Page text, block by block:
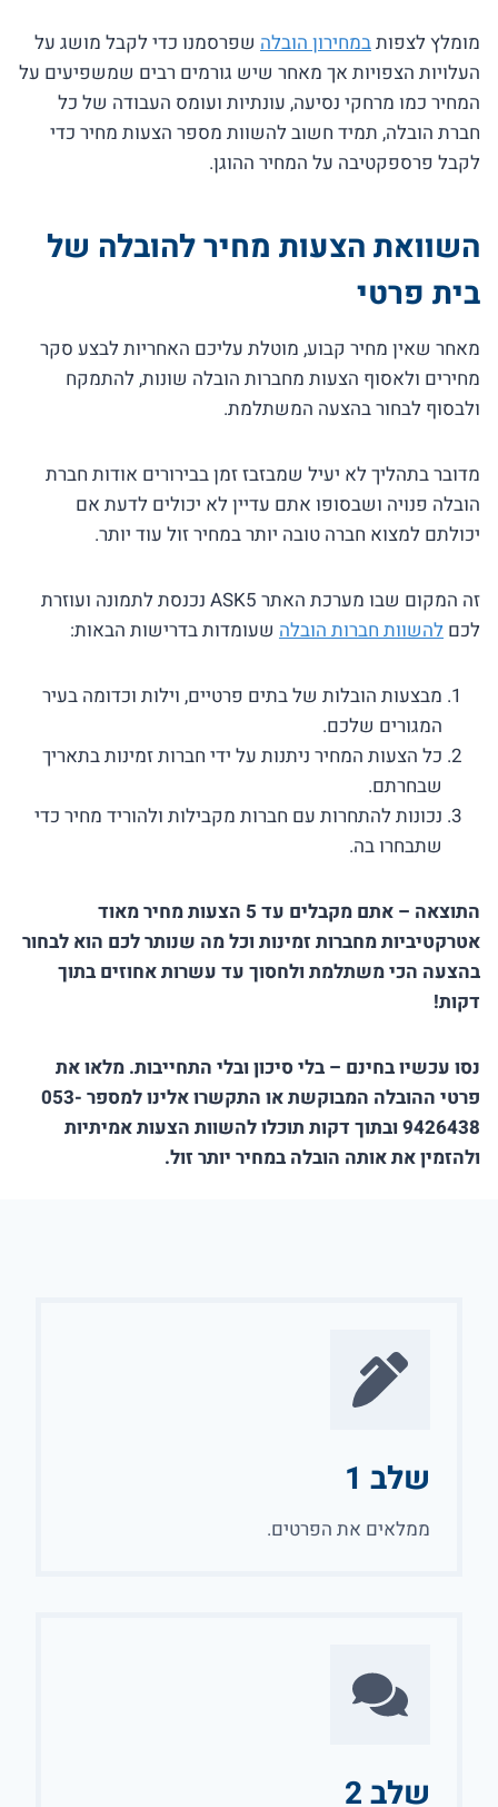
מומלץ לצפותבמחירון הובלה שפרסמנו כדי לקבל מושג על
העלויות הצפויות אך מאחר שיש גורמים רבים שמשפיעים על
המחיר כמו מרחקי נסיעה, עונתיות ועומס העבודה של כל
חברת הובלה, תמיד חשוב להשוות מספר הצעות מחיר כדי
לקבל פרספקטיבה על המחיר ההוגן.
השוואת הצעות מחיר להובלה של
בית פרטי
מאחר שאין מחיר קבוע, מוטלת עליכם האחריות לבצע סקר
מחירים ולאסוף הצעות מחברות הובלה שונות, להתמקח
ולבסוף לבחור בהצעה המשתלמת.
מדובר בתהליך לא יעיל שמבזבז זמן בבירורים אודות חברת
הובלה פנויה ושבסופו אתם עדיין לא יכולים לדעת אם
יכולתם למצוא חברה טובה יותר במחיר זול עוד יותר.
זה המקום שבו מערכת האתר ASK5 נכנסת לתמונה ועוזרת
לכם להשוות חברות הובלה שעומדות בדרישות הבאות:
מבצעות הובלות של בתים פרטיים, וילות וכדומה בעיר
המגורים שלכם.
כל הצעות המחיר ניתנות על ידי חברות זמינות בתאריך
שבחרתם.
נכונות להתחרות עם חברות מקבילות ולהוריד מחיר כדי
שתבחרו בה.
התוצאה – אתם מקבלים עד 5 הצעות מחיר מאוד
אטרקטיביות מחברות זמינות וכל מה שנותר לכם הוא לבחור
בהצעה הכי משתלמת ולחסוך עד עשרות אחוזים בתוך
דקות!
נסו עכשיו בחינם – בלי סיכון ובלי התחייבות. מלאו את
פרטי ההובלה המבוקשת או התקשרו אלינו למספר 053-
9426438 ובתוך דקות תוכלו להשוות הצעות אמיתיות
ולהזמין את אותה הובלה במחיר יותר זול.
שלב 1
ממלאים את הפרטים.
שלב 2